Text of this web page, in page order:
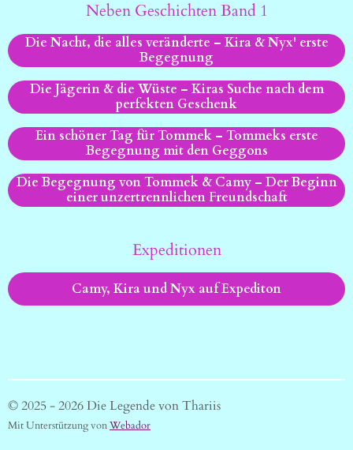
Neben Geschichten Band 1
Die Nacht, die alles veränderte – Kira & Nyx' erste
Begegnung
Die Jägerin & die Wüste – Kiras Suche nach dem
perfekten Geschenk
Ein schöner Tag für Tommek – Tommeks erste
Begegnung mit den Geggons
Die Begegnung von Tommek & Camy – Der Beginn
einer unzertrennlichen Freundschaft
Expeditionen
Camy, Kira und Nyx auf Expediton
© 2025 - 2026 Die Legende von Thariis
Mit Unterstützung vonWebador